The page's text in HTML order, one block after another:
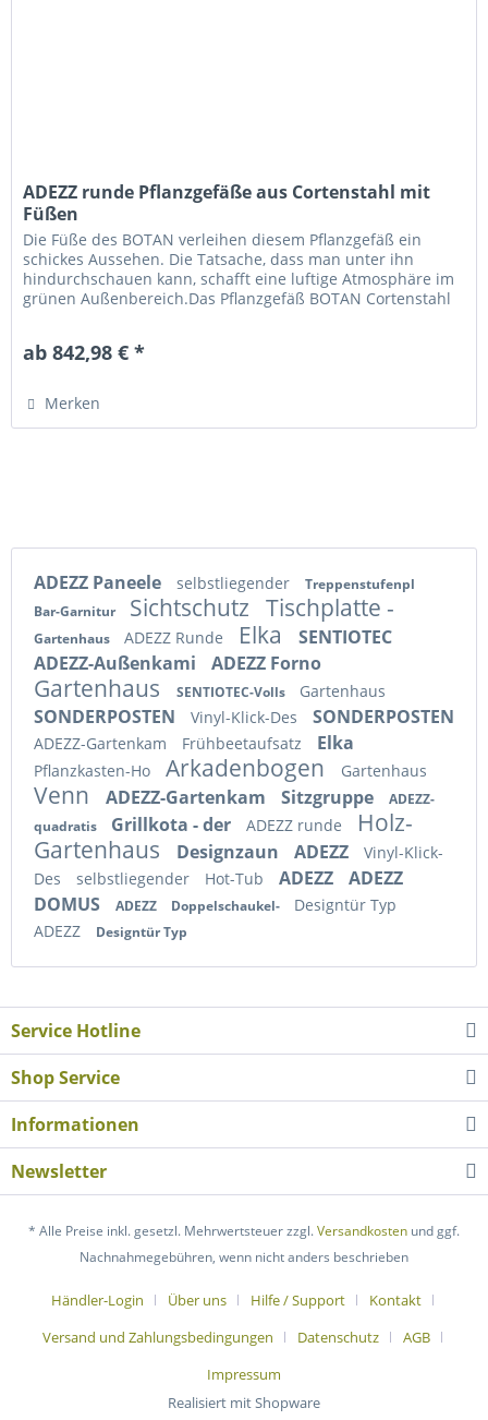
ADEZZ runde Pflanzgefäße aus Cortenstahl mit
Füßen
Die Füße des BOTAN verleihen diesem Pflanzgefäß ein
schickes Aussehen. Die Tatsache, dass man unter ihn
hindurchschauen kann, schafft eine luftige Atmosphäre im
grünen Außenbereich.Das Pflanzgefäß BOTAN Cortenstahl
ab 842,98 € *
Merken
ADEZZ Paneele selbstliegender
Treppenstufenpl
Bar-Garnitur
Sichtschutz Tischplatte -
Gartenhaus ADEZZ Runde Elka
SENTIOTEC
ADEZZ-Außenkami
ADEZZ Forno
Gartenhaus SENTIOTEC-Volls Gartenhaus
SONDERPOSTEN Vinyl-Klick-Des SONDERPOSTEN
ADEZZ-Gartenkam Frühbeetaufsatz Elka
Pflanzkasten-Ho Arkadenbogen Gartenhaus
Venn ADEZZ-Gartenkam Sitzgruppe
ADEZZ-
quadratis
Grillkota - der ADEZZ runde
Holz-
Gartenhaus
Designzaun ADEZZ
Vinyl-Klick-
Des
selbstliegender Hot-Tub ADEZZ
ADEZZ
DOMUS
ADEZZ Doppelschaukel-
Designtür Typ
ADEZZ
Designtür Typ
Service Hotline
Shop Service
Informationen
Newsletter
* Alle Preise inkl. gesetzl. Mehrwertsteuer zzgl.Versandkosten und ggf.
Nachnahmegebühren, wenn nicht anders beschrieben
Händler-Login Über uns Hilfe / Support
Kontakt
Versand und Zahlungsbedingungen
Datenschutz
AGB
Impressum
Realisiert mit Shopware